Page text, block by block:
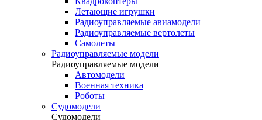
Летающие игрушки
Радиоуправляемые авиамодели
Радиоуправляемые вертолеты
Самолеты
Радиоуправляемые модели
Радиоуправляемые модели
Автомодели
Военная техника
Роботы
Судомодели
Судомодели